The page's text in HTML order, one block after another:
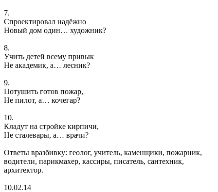
7.
Спроектировал надёжно
Новый дом один… художник?
8.
Учить детей всему привык
Не академик, а… лесник?
9.
Потушить готов пожар,
Не пилот, а… кочегар?
10.
Кладут на стройке кирпичи,
Не сталевары, а… врачи?
Ответы вразбивку: геолог, учитель, каменщики, пожарник,
водители, парикмахер, кассиры, писатель, сантехник,
архитектор.
10.02.14